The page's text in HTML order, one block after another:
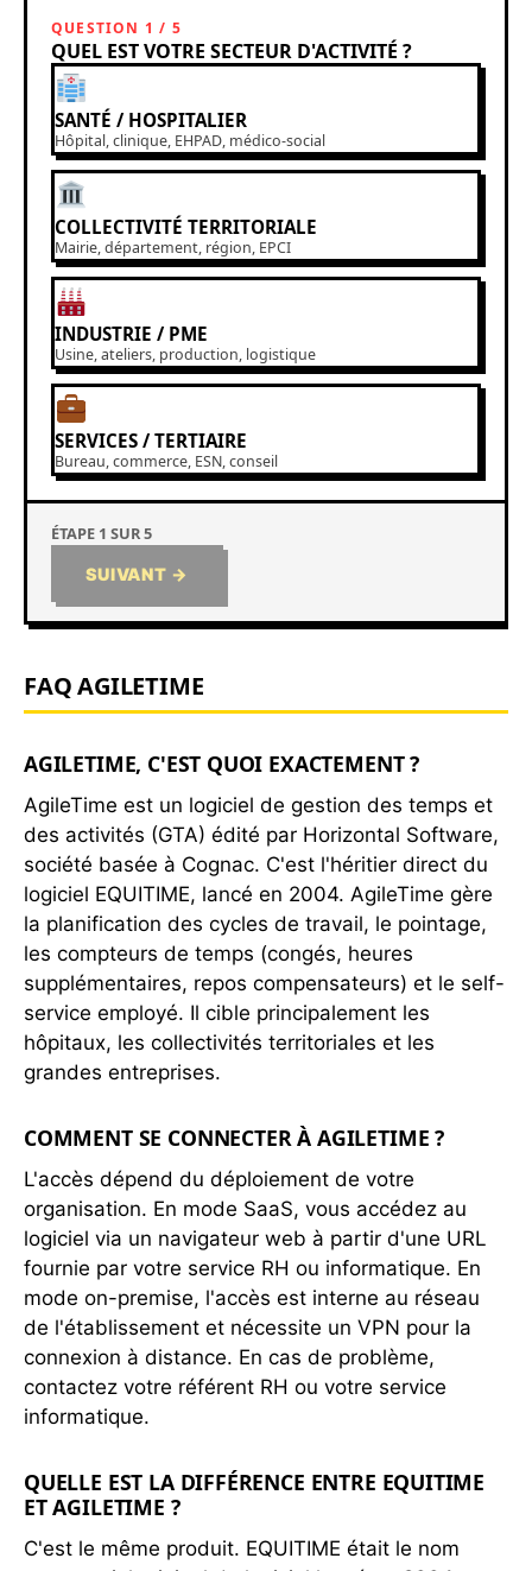
QUESTION 1 / 5
QUEL EST VOTRE SECTEUR D'ACTIVITÉ ?
SANTÉ / HOSPITALIER
Hôpital, clinique, EHPAD, médico-social
COLLECTIVITÉ TERRITORIALE
Mairie, département, région, EPCI
INDUSTRIE / PME
Usine, ateliers, production, logistique
SERVICES / TERTIAIRE
Bureau, commerce, ESN, conseil
ÉTAPE 1 SUR 5
SUIVANT →
FAQ AGILETIME
AGILETIME, C'EST QUOI EXACTEMENT ?
AgileTime est un logiciel de gestion des temps et
des activités (GTA) édité par Horizontal Software,
société basée à Cognac. C'est l'héritier direct du
logiciel EQUITIME, lancé en 2004. AgileTime gère
la planification des cycles de travail, le pointage,
les compteurs de temps (congés, heures
supplémentaires, repos compensateurs) et le self-
service employé. Il cible principalement les
hôpitaux, les collectivités territoriales et les
grandes entreprises.
COMMENT SE CONNECTER À AGILETIME ?
L'accès dépend du déploiement de votre
organisation. En mode SaaS, vous accédez au
logiciel via un navigateur web à partir d'une URL
fournie par votre service RH ou informatique. En
mode on-premise, l'accès est interne au réseau
de l'établissement et nécessite un VPN pour la
connexion à distance. En cas de problème,
contactez votre référent RH ou votre service
informatique.
QUELLE EST LA DIFFÉRENCE ENTRE EQUITIME
ET AGILETIME ?
C'est le même produit. EQUITIME était le nom